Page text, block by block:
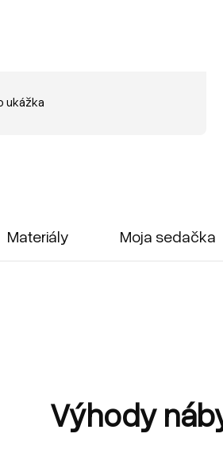
ukážka
Materiály Moja sedačka
Výhody